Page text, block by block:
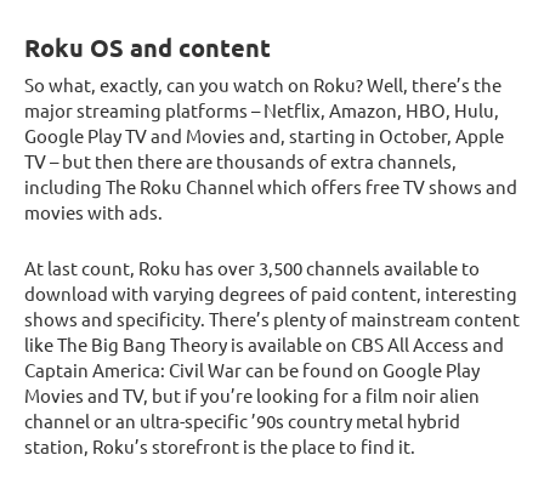
Roku OS and content
So what, exactly, can you watch on Roku? Well, there’s the
major streaming platforms – Netflix, Amazon, HBO, Hulu,
Google Play TV and Movies and, starting in October, Apple
TV – but then there are thousands of extra channels,
including The Roku Channel which offers free TV shows and
movies with ads.
At last count, Roku has over 3,500 channels available to
download with varying degrees of paid content, interesting
shows and specificity. There’s plenty of mainstream content
like The Big Bang Theory is available on CBS All Access and
Captain America: Civil War can be found on Google Play
Movies and TV, but if you’re looking for a film noir alien
channel or an ultra-specific ’90s country metal hybrid
station, Roku’s storefront is the place to find it.